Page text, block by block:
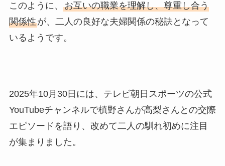
このように、 お互いの職業を理解し、尊重し合う
関係性が、二人の良好な夫婦関係の秘訣となって
いるようです。
2025年10月30日には、テレビ朝日スポーツの公式
YouTubeチャンネルで槙野さんが高梨さんとの交際
エピソードを語り、改めて二人の馴れ初めに注目
が集まりました。